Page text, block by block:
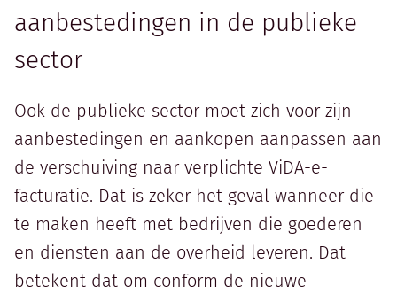
aanbestedingen in de publieke
sector
Ook de publieke sector moet zich voor zijn
aanbestedingen en aankopen aanpassen aan
de verschuiving naar verplichte ViDA-e-
facturatie. Dat is zeker het geval wanneer die
te maken heeft met bedrijven die goederen
en diensten aan de overheid leveren. Dat
betekent dat om conform de nieuwe